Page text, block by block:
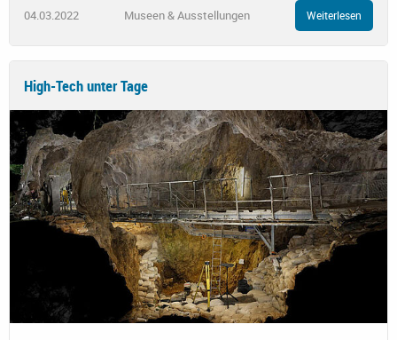
04.03.2022 Museen & Ausstellungen Weiterlesen
High-Tech unter Tage